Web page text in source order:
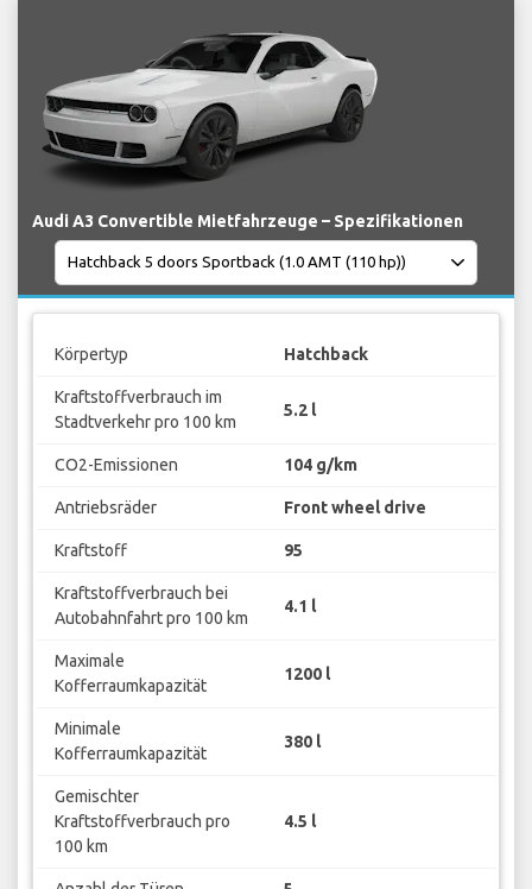
Audi A3 Convertible Mietfahrzeuge – Spezifikationen
Körpertyp Hatchback
Kraftstoffverbrauch im
Stadtverkehr pro 100 km
5.2 l
CO2-Emissionen 104 g/km
Antriebsräder Front wheel drive
Kraftstoff 95
Kraftstoffverbrauch bei
Autobahnfahrt pro 100 km
4.1 l
Maximale
Kofferraumkapazität
1200 l
Minimale
Kofferraumkapazität
380 l
Gemischter
Kraftstoffverbrauch pro
100 km
4.5 l